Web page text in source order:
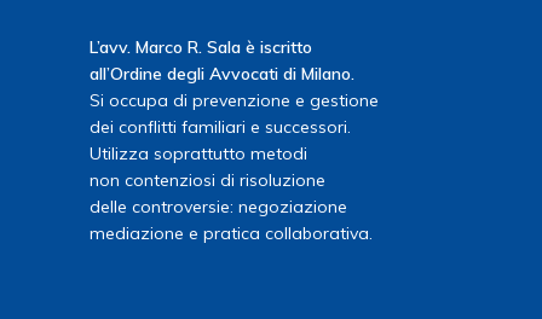
L’avv. Marco R. Sala è iscritto
all’Ordine degli Avvocati di Milano.
Si occupa di prevenzione e gestione
dei conflitti familiari e successori.
Utilizza soprattutto metodi
non contenziosi di risoluzione
delle controversie: negoziazione
mediazione e pratica collaborativa.